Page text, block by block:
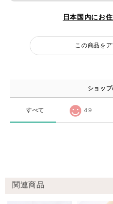
日本国内にお
この商品を
ショッ
すべて 49
関連商品